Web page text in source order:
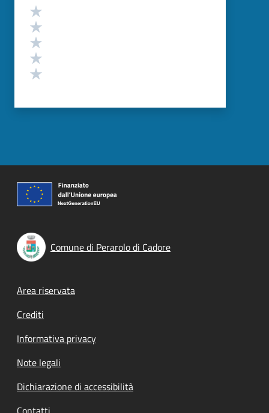
Valutazione
Comune di Perarolo di Cadore
Footer menu
Area riservata
Crediti
Informativa privacy
Note legali
Dichiarazione di accessibilità